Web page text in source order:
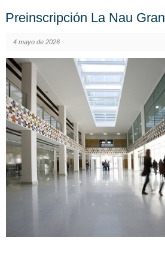
Preinscripción La Nau Gran
4 mayo de 2026